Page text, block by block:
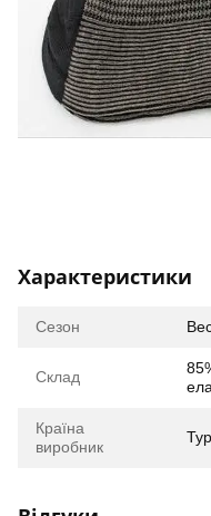
Характеристики
Сезон
Склад
Країна
виробник